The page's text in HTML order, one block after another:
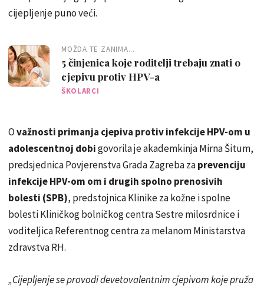
cijepljenje puno veći.
MOŽDA TE ZANIMA...
5 činjenica koje roditelji trebaju znati o
cjepivu protiv HPV-a
ŠKOLARCI
Ovažnosti primanja cjepiva protiv infekcije HPV-om u
adolescentnoj dobigovorila je akademkinja Mirna Šitum,
predsjednica Povjerenstva Grada Zagreba zaprevenciju
infekcije HPV-om om i drugih spolno prenosivih
bolesti (SPB), predstojnica Klinike za kožne i spolne
bolesti Kliničkog bolničkog centra Sestre milosrdnice i
voditeljica Referentnog centra za melanom Ministarstva
zdravstva RH.
„Cijepljenje se provodi devetovalentnim cjepivom koje pruža